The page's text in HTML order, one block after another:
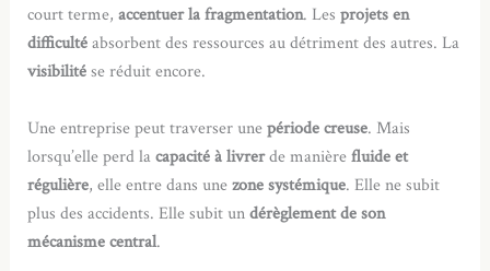
court terme,accentuer la fragmentation. Lesprojets en
difficultéabsorbent des ressources au détriment des autres. La
visibilitése réduit encore.
Une entreprise peut traverser unepériode creuse. Mais
lorsqu’elle perd lacapacité à livrerde manièrefluide et
régulière, elle entre dans unezone systémique. Elle ne subit
plus des accidents. Elle subit undérèglement de son
mécanisme central.